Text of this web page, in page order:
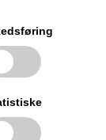
briketterne
og lufttilførsel.